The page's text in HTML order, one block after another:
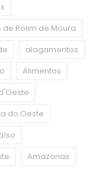
de Rolim de Moura
alagamentos
Alimentos
do Oeste
Amazonas